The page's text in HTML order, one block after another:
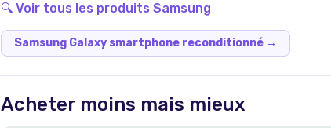
🔍 Voir tous les produits Samsung
Samsung Galaxy smartphone reconditionné→
Acheter moins mais mieux